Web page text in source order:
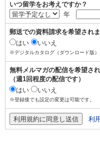
いつ留学をお考えですか？
年
郵送での資料請求を希望され
はい
いいえ
※デジタルカタログ（ダウンロード版
無料メルマガの配信を希望さ
（週1回程度の配信です）
はい
いいえ
※登録後でも設定の変更は可能です。
利